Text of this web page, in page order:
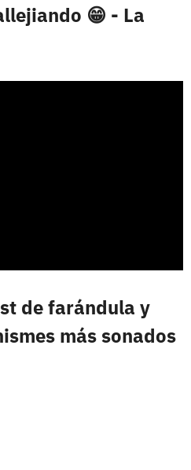
😁 - La
de farándula y
más sonados